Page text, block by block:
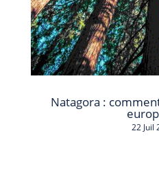
Natagora :
22 Juil